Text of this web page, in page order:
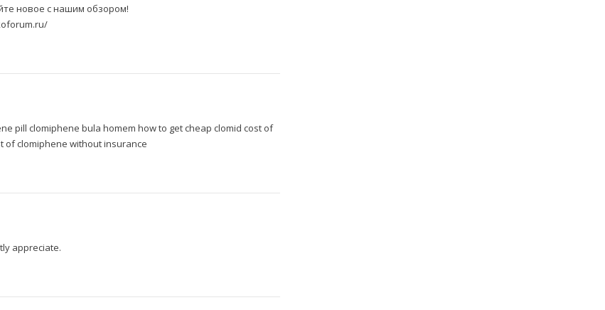
новое с нашим обзором!
pill clomiphene bula homem how to get cheap clomid cost of
of clomiphene without insurance
appreciate.